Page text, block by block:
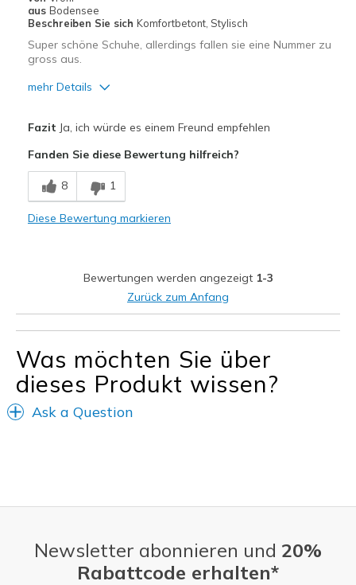
aus Bodensee
Beschreiben Sie sich Komfortbetont, Stylisch
Super schöne Schuhe, allerdings fallen sie eine Nummer zu
gross aus.
mehr Details
Bequem
Hübsch
Geeignete Verwendung
Auf der Arbeit
Freizeitkleidung
Breite
Fühlen sich zu breit an
Größe
Meine Meinung zu
Fazit Ja, ich würde es einem Freund empfehlen
Fanden Sie diese Bewertung hilfreich?
8 1
Diese Bewertung markieren
Bewertungen werden angezeigt 1-3
Zurück zum Anfang
Was möchten Sie über
dieses Produkt wissen?
Ask a Question
Newsletter abonnieren und 20%
Rabattcode erhalten*